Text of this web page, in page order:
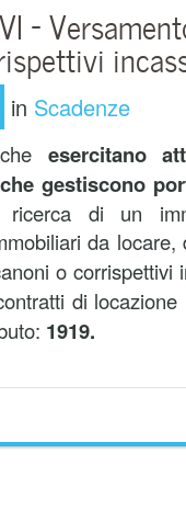
–
in Scadenze
esercitano
gestiscono
ricerca di un
da
o
di
1919.